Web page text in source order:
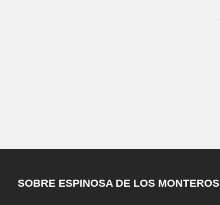
SOBRE ESPINOSA DE LOS MONTEROS